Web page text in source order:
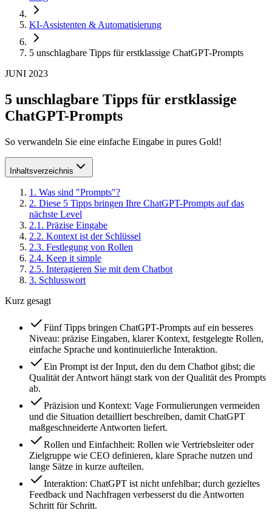
KI-Assistenten & Automatisierung
5 unschlagbare Tipps für erstklassige ChatGPT-Prompts
JUNI 2023
5 unschlagbare Tipps für erstklassige
ChatGPT-Prompts
So verwandeln Sie eine einfache Eingabe in pures Gold!
Inhaltsverzeichnis
1 . Was sind "Prompts"?
2. Diese 5 Tipps bringen Ihre ChatGPT-Prompts auf das
nächste Level
2.1 . Präzise Eingabe
2.2. Kontext ist der Schlüssel
2.3. Festlegung von Rollen
2.4. Keep it simple
2.5. Interagieren Sie mit dem Chatbot
3. Schlusswort
Kurz gesagt
Fünf Tipps bringen ChatGPT-Prompts auf ein besseres
Niveau: präzise Eingaben, klarer Kontext, festgelegte Rollen,
einfache Sprache und kontinuierliche Interaktion.
Ein Prompt ist der Input, den du dem Chatbot gibst; die
Qualität der Antwort hängt stark von der Qualität des Prompts
ab.
Präzision und Kontext: Vage Formulierungen vermeiden
und die Situation detailliert beschreiben, damit ChatGPT
maßgeschneiderte Antworten liefert.
Rollen und Einfachheit: Rollen wie Vertriebsleiter oder
Zielgruppe wie CEO definieren, klare Sprache nutzen und
lange Sätze in kurze aufteilen.
Interaktion: ChatGPT ist nicht unfehlbar; durch gezieltes
Feedback und Nachfragen verbesserst du die Antworten
Schritt für Schritt.